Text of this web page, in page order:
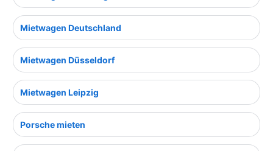
Mietwagen Deutschland
Mietwagen Düsseldorf
Mietwagen Leipzig
Porsche mieten